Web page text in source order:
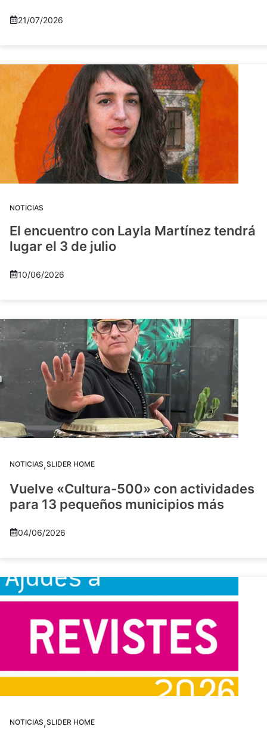
21/07/2026
NOTICIAS
El encuentro con Layla Martínez tendrá
lugar el 3 de julio
10/06/2026
NOTICIAS,SLIDER HOME
Vuelve «Cultura-500» con actividades
para 13 pequeños municipios más
04/06/2026
NOTICIAS,SLIDER HOME